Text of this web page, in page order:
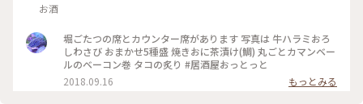
お酒
堀ごたつの席とカウンター席があります 写真は 牛ハラミおろ
しわさび おまかせ5種盛 焼きおに茶漬け(鯛) 丸ごとカマンベー
ルのベーコン巻 タコの炙り #居酒屋おっとっと
2018.09.16
もっとみる